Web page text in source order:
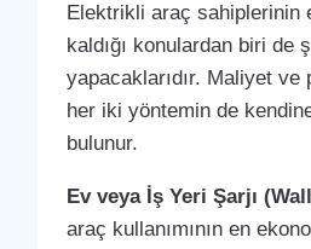
Elektrikli araç sahiplerinin
kaldığı konulardan biri de
yapacaklarıdır. Maliyet ve
her iki yöntemin de
bulunur.
Ev veya İş Yeri Şarjı
araç kullanımının en